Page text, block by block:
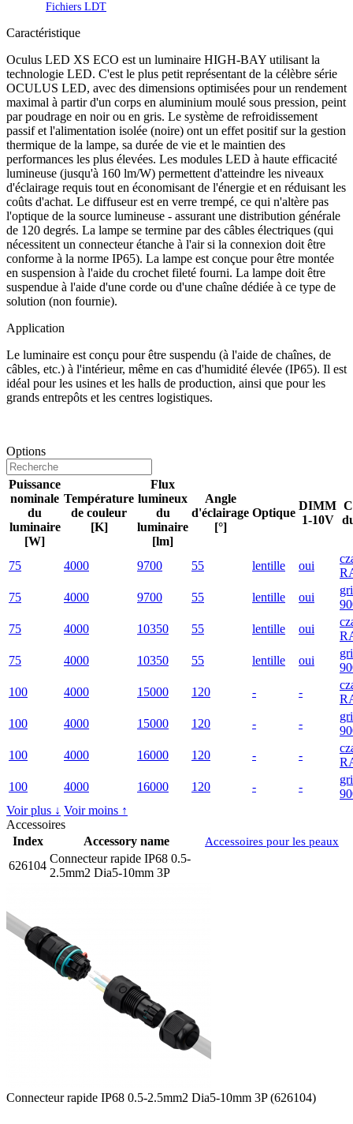
Fichiers LDT
Caractéristique
Oculus LED XS ECO est un luminaire HIGH-BAY utilisant la
technologie LED. C'est le plus petit représentant de la célèbre série
OCULUS LED, avec des dimensions optimisées pour un rendement
maximal à partir d'un corps en aluminium moulé sous pression, peint
par poudrage en noir ou en gris. Le système de refroidissement
passif et l'alimentation isolée (noire) ont un effet positif sur la gestion
thermique de la lampe, sa durée de vie et le maintien des
performances les plus élevées. Les modules LED à haute efficacité
lumineuse (jusqu'à 160 lm/W) permettent d'atteindre les niveaux
d'éclairage requis tout en économisant de l'énergie et en réduisant les
coûts d'achat. Le diffuseur est en verre trempé, ce qui n'altère pas
l'optique de la source lumineuse - assurant une distribution générale
de 120 degrés. La lampe se termine par des câbles électriques (qui
nécessitent un connecteur étanche à l'air si la connexion doit être
conforme à la norme IP65). La lampe est conçue pour être montée
en suspension à l'aide du crochet fileté fourni. La lampe doit être
suspendue à l'aide d'une corde ou d'une chaîne dédiée à ce type de
solution (non fournie).
Application
Le luminaire est conçu pour être suspendu (à l'aide de chaînes, de
câbles, etc.) à l'intérieur, même en cas d'humidité élevée (IP65). Il est
idéal pour les usines et les halls de production, ainsi que pour les
grands entrepôts et les centres logistiques.
Options
Puissance
nominale
du
luminaire
[W]
Température
de couleur
[K]
Flux
lumineux
du
luminaire
[lm]
Angle
d'éclairage
[°]
Optique
DIMM
1-10V
75 4000 9700 55 lentille oui
75
4000 9700 55 lentille oui
75
4000 10350 55 lentille oui
75
4000 10350 55 lentille oui
100
4000 15000 120 - -
100
4000 15000 120 - -
100
4000 16000 120 - -
100
4000 16000 120 - -
Voir plus ↓ Voir moins ↑
Accessoires
Accessoires pour les peaux
Index
Accessory name
626104
Connecteur rapide IP68 0.5-
2.5mm2 Dia5-10mm 3P
Connecteur rapide IP68 0.5-2.5mm2 Dia5-10mm 3P (626104)